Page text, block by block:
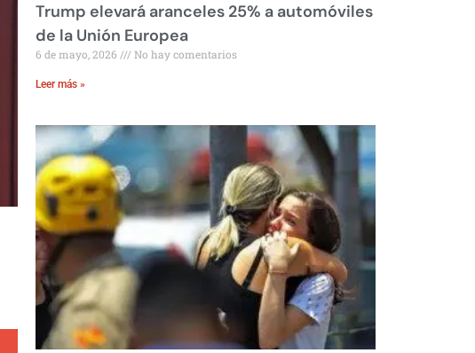
Trump elevará aranceles 25% a automóviles
de la Unión Europea
6 de mayo, 2026 No hay comentarios
Leer más »